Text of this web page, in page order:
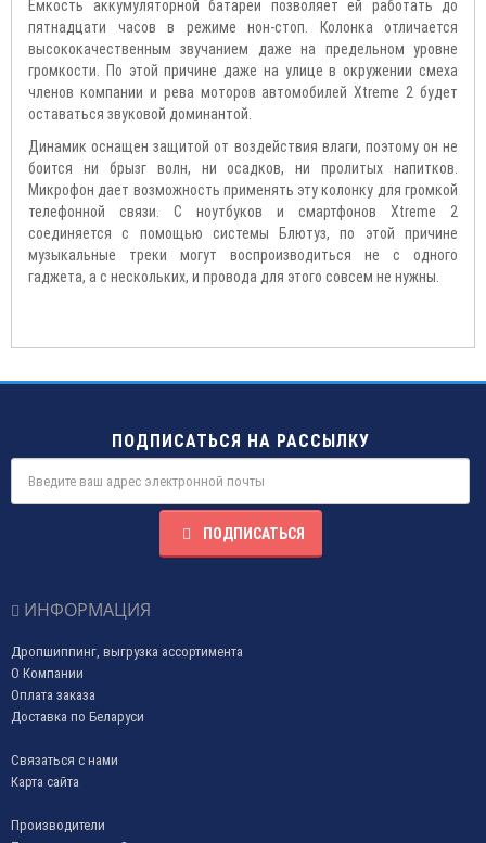
Емкость аккумуляторной батареи позволяет ей работать до
пятнадцати часов в режиме нон-стоп. Колонка отличается
высококачественным звучанием даже на предельном уровне
громкости. По этой причине даже на улице в окружении смеха
членов компании и рева моторов автомобилей Xtreme 2 будет
оставаться звуковой доминантой.
Динамик оснащен защитой от воздействия влаги, поэтому он не
боится ни брызг волн, ни осадков, ни пролитых напитков.
Микрофон дает возможность применять эту колонку для громкой
телефонной связи. С ноутбуков и смартфонов Xtreme 2
соединяется с помощью системы Блютуз, по этой причине
музыкальные треки могут воспроизводиться не с одного
гаджета, а с нескольких, и провода для этого совсем не нужны.
ПОДПИСАТЬСЯ НА РАССЫЛКУ
ПОДПИСАТЬСЯ
ИНФОРМАЦИЯ
Дропшиппинг, выгрузка ассортимента
О Компании
Оплата заказа
Доставка по Беларуси
Связаться с нами
Карта сайта
Производители